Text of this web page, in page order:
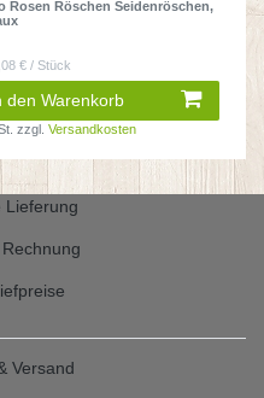
Rosen Röschen Seidenröschen,
€ / Stück
den Warenkorb
zzgl.Versandkosten
Lieferung
Versand